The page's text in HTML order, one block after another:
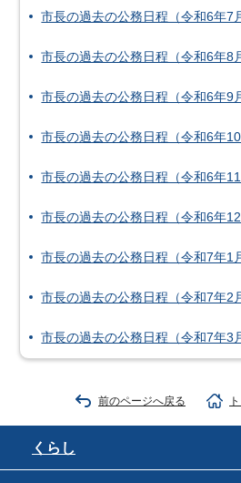
市長の過去の公務日程（令和6年7
市長の過去の公務日程（令和6年8
市長の過去の公務日程（令和6年9
市長の過去の公務日程（令和6年10
市長の過去の公務日程（令和6年11
市長の過去の公務日程（令和6年12
市長の過去の公務日程（令和7年1
市長の過去の公務日程（令和7年2
市長の過去の公務日程（令和7年3
前のページへ戻る
くらし